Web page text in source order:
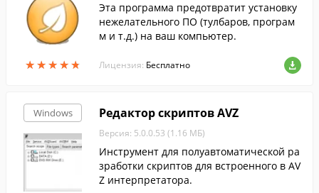
★★★★★
★★★★★
Эта программа предотвратит установку
нежелательного ПО (тулбаров, програм
м и т.д.) на ваш компьютер.
Лицензия: Бесплатно
Windows Редактор скриптов AVZ
Версия: 5.0.0.53 (1.16 МБ)
Инструмент для полуавтоматической ра
зработки скриптов для встроенного в AV
Z интерпретатора.